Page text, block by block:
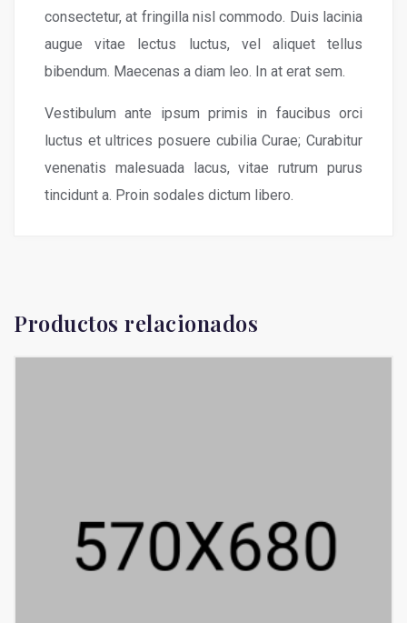
consectetur, at fringilla nisl commodo. Duis lacinia
augue vitae lectus luctus, vel aliquet tellus
bibendum. Maecenas a diam leo. In at erat sem.
Vestibulum ante ipsum primis in faucibus orci
luctus et ultrices posuere cubilia Curae; Curabitur
venenatis malesuada lacus, vitae rutrum purus
tincidunt a. Proin sodales dictum libero.
Productos relacionados